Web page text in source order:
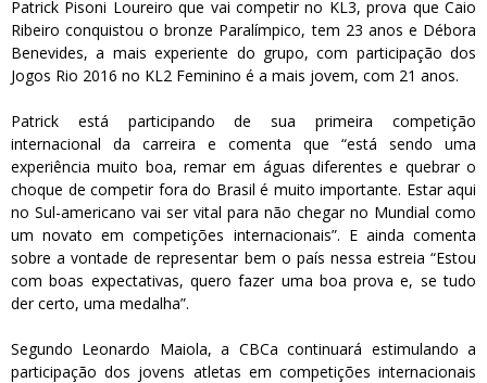
Patrick Pisoni Loureiro que vai competir no KL3, prova que Caio
Ribeiro conquistou o bronze Paralímpico, tem 23 anos e Débora
Benevides, a mais experiente do grupo, com participação dos
Jogos Rio 2016 no KL2 Feminino é a mais jovem, com 21 anos.
Patrick está participando de sua primeira competição
internacional da carreira e comenta que “está sendo uma
experiência muito boa, remar em águas diferentes e quebrar o
choque de competir fora do Brasil é muito importante. Estar aqui
no Sul-americano vai ser vital para não chegar no Mundial como
um novato em competições internacionais”. E ainda comenta
sobre a vontade de representar bem o país nessa estreia “Estou
com boas expectativas, quero fazer uma boa prova e, se tudo
der certo, uma medalha”.
Segundo Leonardo Maiola, a CBCa continuará estimulando a
participação dos jovens atletas em competições internacionais